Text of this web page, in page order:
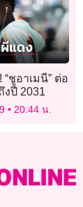
“ชูอาเมนี” ต่อ
ปี 2031
20:44 น.